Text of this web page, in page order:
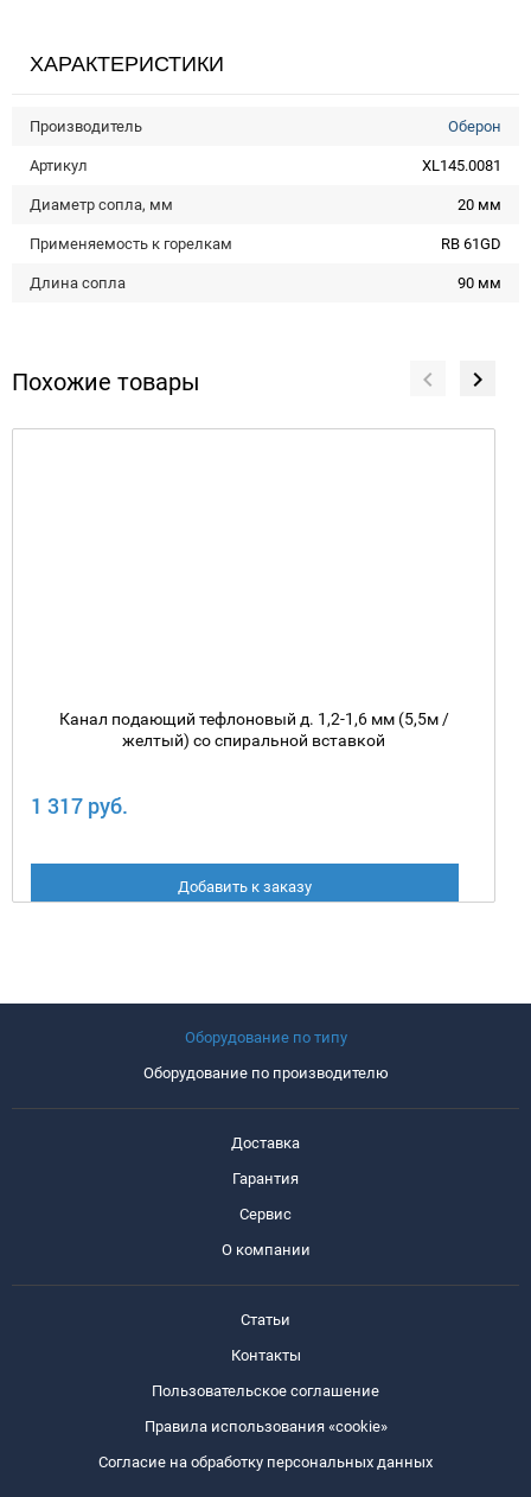
ХАРАКТЕРИСТИКИ
Производитель Оберон
Артикул XL145.0081
Диаметр сопла, мм 20 мм
Применяемость к горелкам RB 61GD
Длина сопла 90 мм
Похожие товары
Канал подающий тефлоновый д. 1,2-1,6 мм (5,5м /
желтый) со спиральной вставкой
1 317 руб.
Добавить к заказу
Оборудование по типу
Оборудование по производителю
Доставка
Гарантия
Сервис
О компании
Статьи
Контакты
Пользовательское соглашение
Правила использования «cookie»
Согласие на обработку персональных данных